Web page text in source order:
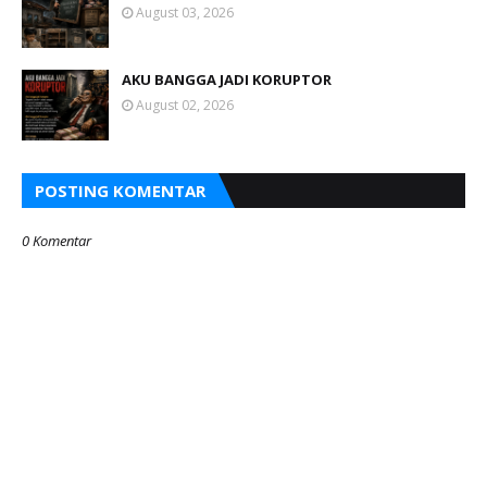
August 03, 2026
AKU BANGGA JADI KORUPTOR
August 02, 2026
POSTING KOMENTAR
0 Komentar